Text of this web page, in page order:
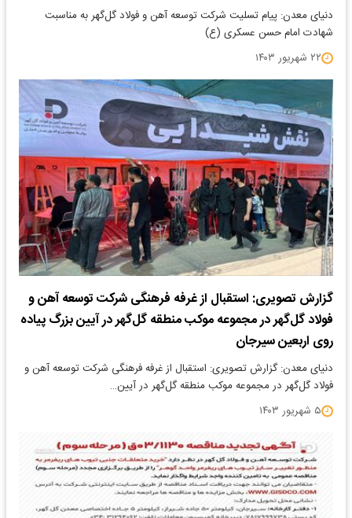
دنیای معدن: پیام تسلیت شرکت توسعه آهن و فولاد گل‌گهر به مناسبت
شهادت امام حسن عسکری (ع)
۲۲ شهریور ۱۴۰۳
گزارش تصویری: استقبال از غرفه فرهنگی شرکت توسعه آهن و
فولاد گل‌گهر در مجموعه موکب منطقه گل‌گهر در آیین بزرگ پیاده
روی اربعین سیرجان
دنیای معدن: گزارش تصویری: استقبال از غرفه فرهنگی شرکت توسعه آهن و
فولاد گل‌گهر در مجموعه موکب منطقه گل‌گهر در آیین…
۵ شهریور ۱۴۰۳